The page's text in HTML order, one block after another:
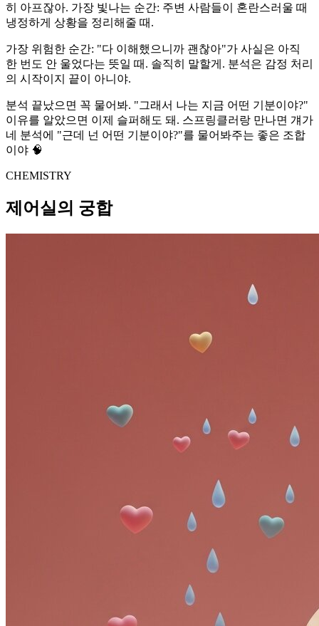
히 아프잖아. 가장 빛나는 순간: 주변 사람들이 혼란스러울 때
냉정하게 상황을 정리해줄 때.
가장 위험한 순간: "다 이해했으니까 괜찮아"가 사실은 아직
한 번도 안 울었다는 뜻일 때. 솔직히 말할게. 분석은 감정 처리
의 시작이지 끝이 아니야.
분석 끝났으면 꼭 물어봐. "그래서 나는 지금 어떤 기분이야?"
이유를 알았으면 이제 슬퍼해도 돼. 스프링클러랑 만나면 걔가
네 분석에 "근데 넌 어떤 기분이야?"를 물어봐주는 좋은 조합
이야 🧠
CHEMISTRY
제어실의 궁합